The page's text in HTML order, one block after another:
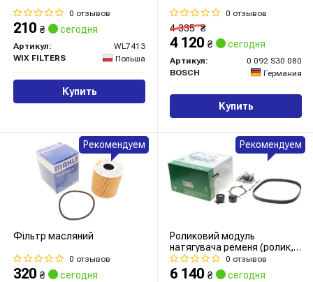
0 отзывов
210 ₴ сегодня
Артикул:
WL7413
WIX FILTERS
Польша
Купить
0 отзывов
4 335₴
4 120 ₴ сегодня
Артикул:
0 092 S30 080
BOSCH
Германия
Купить
Фільтр масляний
0 отзывов
320 ₴ сегодня
Рекомендуем
Роликовий модуль
натягувача ременя (ролик,
ремінь, помпа)0 отзывов
6 140 ₴ сегодня
Рекомендуем